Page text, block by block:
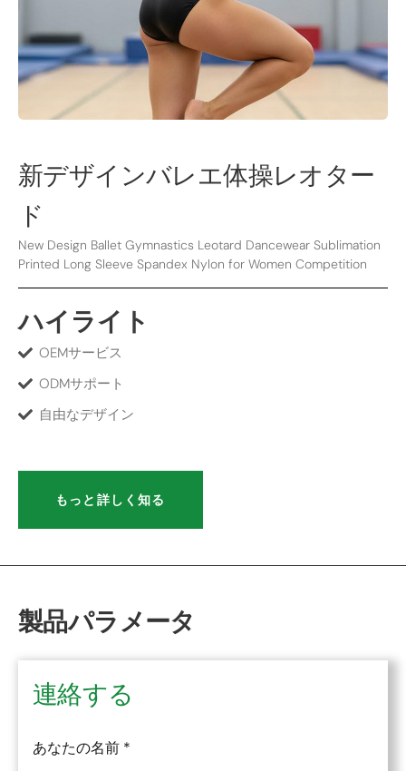
新デザインバレエ体操レオター
ド
New Design Ballet Gymnastics Leotard Dancewear Sublimation
Printed Long Sleeve Spandex Nylon for Women Competition
ハイライト
OEMサービス
ODMサポート
自由なデザイン
もっと詳しく知る
製品パラメータ
連絡する
あなたの名前 *